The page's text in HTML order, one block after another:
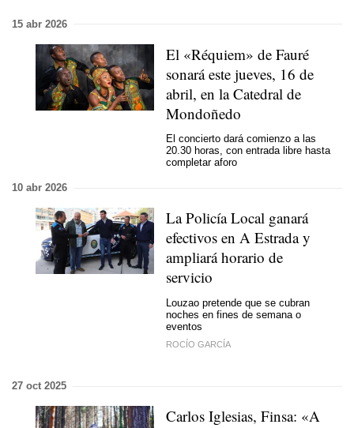
15 abr 2026
El «Réquiem» de Fauré
sonará este jueves, 16 de
abril, en la Catedral de
Mondoñedo
El concierto dará comienzo a las
20.30 horas, con entrada libre hasta
completar aforo
10 abr 2026
La Policía Local ganará
efectivos en A Estrada y
ampliará horario de
servicio
Louzao pretende que se cubran
noches en fines de semana o
eventos
ROCÍO GARCÍA
27 oct 2025
Carlos Iglesias, Finsa: «A